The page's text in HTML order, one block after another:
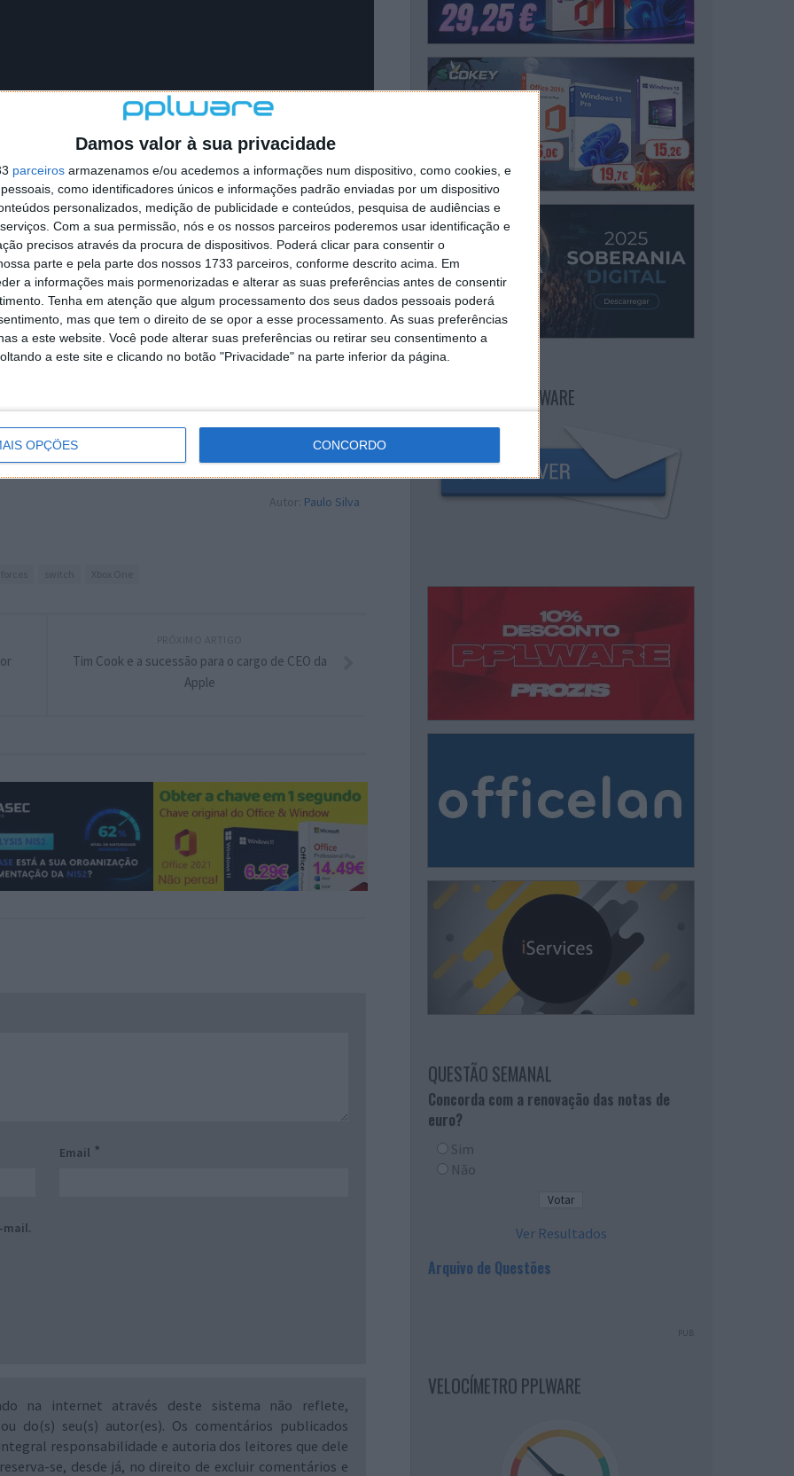
Damos valor à sua privacidade
parceiros armazenamos e/ou acedemos a informações num dispositivo, como cookies, e
como identificadores únicos e informações padrão enviadas por um dispositivo
personalizados, medição de publicidade e conteúdos, pesquisa de audiências e
Com a sua permissão, nós e os nossos parceiros poderemos usar identificação e
precisos através da procura de dispositivos. Poderá clicar para consentir o
parte e pela parte dos nossos 1733 parceiros, conforme descrito acima. Em
a informações mais pormenorizadas e alterar as suas preferências antes de consentir
Tenha em atenção que algum processamento dos seus dados pessoais poderá
mas que tem o direito de se opor a esse processamento. As suas preferências
a este website. Você pode alterar suas preferências ou retirar seu consentimento a
a este site e clicando no botão "Privacidade" na parte inferior da página.
OPÇÕES CONCORDO
para PlayStation 4, Xbox One, PC e Nintendo Switch.
no Google Notícias
Autor: Paulo Silva
Tim Cook e a sucessão para o cargo de CEO da
Apple
Email *
mail.
na internet através deste sistema não reflete,
do(s) seu(s) autor(es). Os comentários publicados
responsabilidade e autoria dos leitores que dele
se, desde já, no direito de excluir comentários e
NEWSLETTER PPLWARE
QUESTÃO SEMANAL
Concorda com a renovação das notas de
euro?
Sim
Não
Ver Resultados
Arquivo de Questões
PUB
VELOCÍMETRO PPLWARE